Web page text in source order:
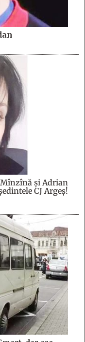
şi Adrian
CJ Argeş!